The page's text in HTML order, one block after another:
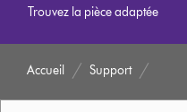
Trouvez la pièce adaptée
Accueil Support